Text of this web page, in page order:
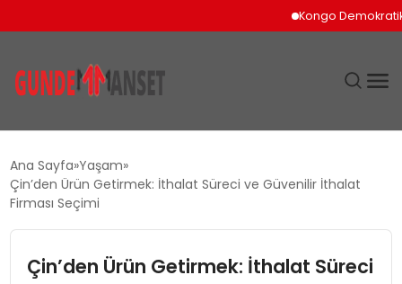
Kongo Demokratik
DÜNYA
Ana Sayfa Yaşam
Çin’den Ürün Getirmek: İthalat Süreci ve Güvenilir İthalat
Firması Seçimi
Çin’den Ürün Getirmek: İthalat Süreci